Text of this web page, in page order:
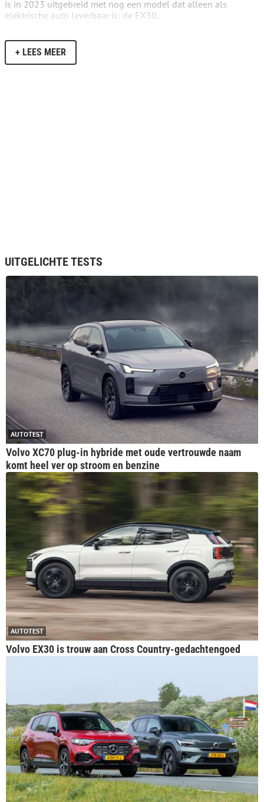
is in 2023 uitgebreid met nog een model dat alleen als
elektrische auto leverbaar is: de EX30.
+ LEES MEER
UITGELICHTE TESTS
AUTOTEST
Volvo XC70 plug-in hybride met oude vertrouwde naam
komt heel ver op stroom en benzine
AUTOTEST
Volvo EX30 is trouw aan Cross Country-gedachtengoed